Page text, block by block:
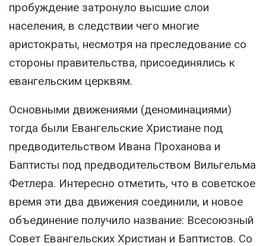
пробуждение затронуло высшие слои
населения, в следствии чего многие
аристократы, несмотря на преследование со
стороны правительства, присоединялись к
евангельским церквям.
Основными движениями (деноминациями)
тогда были Евангельские Христиане под
предводительством Ивана Проханова и
Баптисты под предводительством Вильгельма
Фетлера. Интересно отметить, что в советское
время эти два движения соединили, и новое
объединение получило название: Всесоюзный
Совет Евангельских Христиан и Баптистов. Со